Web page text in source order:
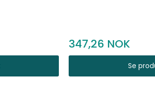
347,26
Se